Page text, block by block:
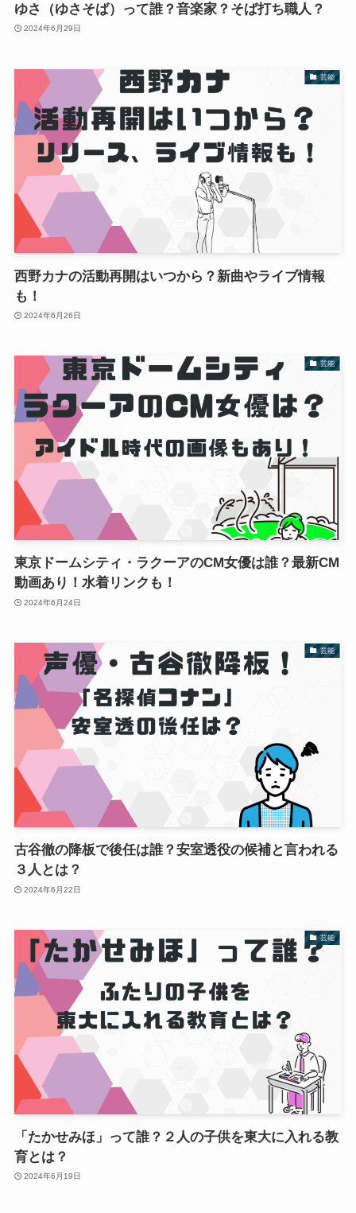
ゆさ（ゆさそば）って誰？音楽家？そば打ち職人？
2024年6月29日
芸能
西野カナの活動再開はいつから？新曲やライブ情報
も！
2024年6月26日
芸能
東京ドームシティ・ラクーアのCM女優は誰？最新CM
動画あり！水着リンクも！
2024年6月24日
芸能
古谷徹の降板で後任は誰？安室透役の候補と言われる
３人とは？
2024年6月22日
芸能
「たかせみほ」って誰？２人の子供を東大に入れる教
育とは？
2024年6月19日